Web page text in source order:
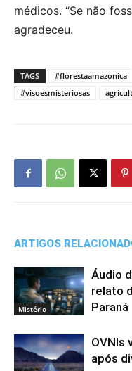
médicos. “Se não
agradeceu.
TAGS #florestaamazonica
#visoesmisteriosas
ARTIGOS
Mistério
Áudio
relato
Paraná
OVNIs
após